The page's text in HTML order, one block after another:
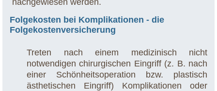
Folgekosten bei Komplikationen - die
Folgekostenversicherung
Treten nach einem medizinisch nicht
notwendigen chirurgischen Eingriff (z. B. nach
einer Schönheitsoperation bzw. plastisch
ästhetischen Eingriff) Komplikationen oder